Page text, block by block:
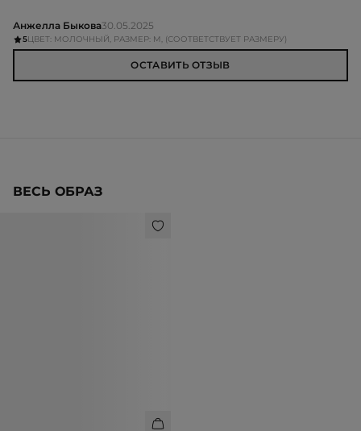
Анжелла Быкова30.05.2025
5ЦВЕТ: МОЛОЧНЫЙ, РАЗМЕР: M, (СООТВЕТСТВУЕТ РАЗМЕРУ)
ОСТАВИТЬ ОТЗЫВ
ВЕСЬ ОБРАЗ